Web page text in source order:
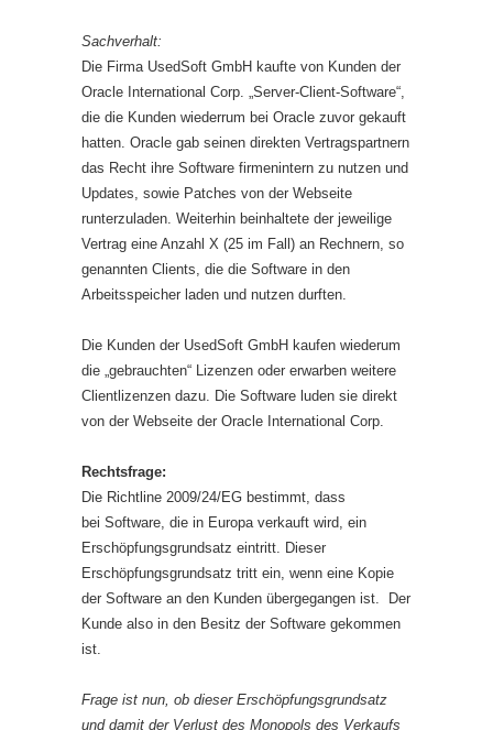
Sachverhalt:
Die Firma UsedSoft GmbH kaufte von Kunden der
Oracle International Corp. „Server-Client-Software“,
die die Kunden wiederrum bei Oracle zuvor gekauft
hatten. Oracle gab seinen direkten Vertragspartnern
das Recht ihre Software firmenintern zu nutzen und
Updates, sowie Patches von der Webseite
runterzuladen. Weiterhin beinhaltete der jeweilige
Vertrag eine Anzahl X (25 im Fall) an Rechnern, so
genannten Clients, die die Software in den
Arbeitsspeicher laden und nutzen durften.
Die Kunden der UsedSoft GmbH kaufen wiederum
die „gebrauchten“ Lizenzen oder erwarben weitere
Clientlizenzen dazu. Die Software luden sie direkt
von der Webseite der Oracle International Corp.
Rechtsfrage:
Die Richtline 2009/24/EG bestimmt, dass
bei Software, die in Europa verkauft wird, ein
Erschöpfungsgrundsatz eintritt. Dieser
Erschöpfungsgrundsatz tritt ein, wenn eine Kopie
der Software an den Kunden übergegangen ist. Der
Kunde also in den Besitz der Software gekommen
ist.
Frage ist nun, ob dieser Erschöpfungsgrundsatz
und damit der Verlust des Monopols des Verkaufs